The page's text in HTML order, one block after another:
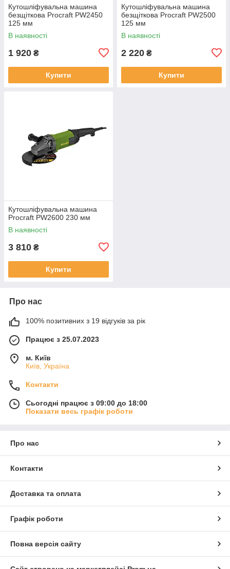
Кутошліфувальна машина
безщіткова Procraft PW2450
125 мм
В наявності
1 920 ₴
Купити
Кутошліфувальна машина
безщіткова Procraft PW2500
125 мм
В наявності
2 220 ₴
Купити
Кутошліфувальна машина
Procraft PW2600 230 мм
В наявності
3 810 ₴
Купити
Про нас
100% позитивних з 19 відгуків за рік
Працює з 25.07.2023
м. Київ
Київ, Україна
Контакти
Сьогодні працює з 09:00 до 18:00
Показати весь графік роботи
Про нас
Контакти
Доставка та оплата
Графік роботи
Повна версія сайту